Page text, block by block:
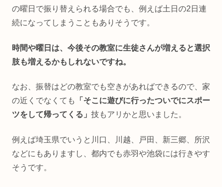
の曜日で振り替えられる場合でも、例えば土日の2日連
続になってしまうこともありそうです。
時間や曜日は、今後その教室に生徒さんが増えると選択
肢も増えるかもしれないですね。
なお、振替はどの教室でも空きがあればできるので、家
の近くでなくても
「そこに遊びに行ったついでにスポー
ツをして帰ってくる」 技もアリかと思いました。
例えば埼玉県でいうと川口、川越、戸田、新三郷、所沢
などにもありますし、都内でも赤羽や池袋には行きやす
そうです。